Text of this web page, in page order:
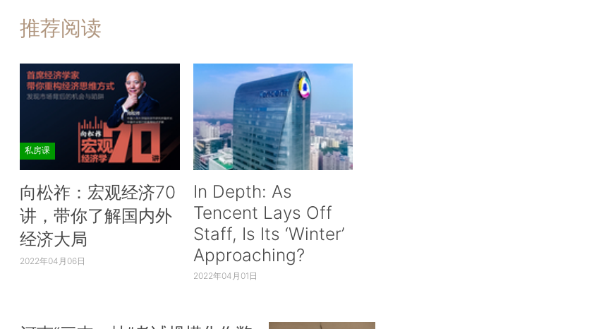
推荐阅读
私房课
向松祚：宏观经济70
讲，带你了解国内外
经济大局
2022年04月06日
In Depth: As
Tencent Lays Off
Staff, Is Its ‘Winter’
Approaching?
2022年04月01日